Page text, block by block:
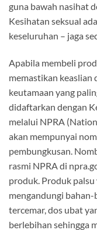
guna bawah nasihat
Kesihatan seksual
keseluruhan – jaga
Apabila membeli
memastikan keaslian
keutamaan yang
didaftarkan dengan
melalui NPRA
akan mempunyai
pembungkusan.
rasmi NPRA di
produk. Produk
mengandungi
tercemar, dos ubat
berlebihan sehingga